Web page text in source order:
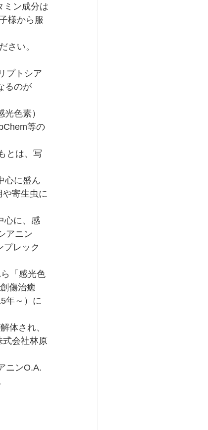
ミン成分は
様から服
さい。
プトシア
るのが
等の
とは、写
心に盛ん
寄生虫に
アニン
プレック
「感光色
傷治癒
年～）に
式会社林原
ニンO.A.